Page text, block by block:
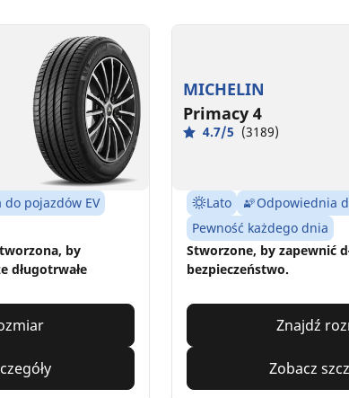
pojazdów EV
by
długotrwałe
MICHELIN
Primacy 4
4.7/5 (3189)
Lato
Odpowiednia
Pewność każdego dnia
Stworzone, by zapewnić
bezpieczeństwo.
Znajdź
Zobacz